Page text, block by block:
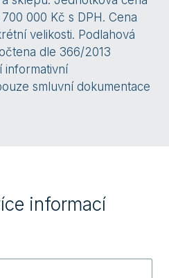
000 Kč s DPH. Cena
velikosti. Podlahová
dle 366/2013
informativní
smluvní dokumentace
informací